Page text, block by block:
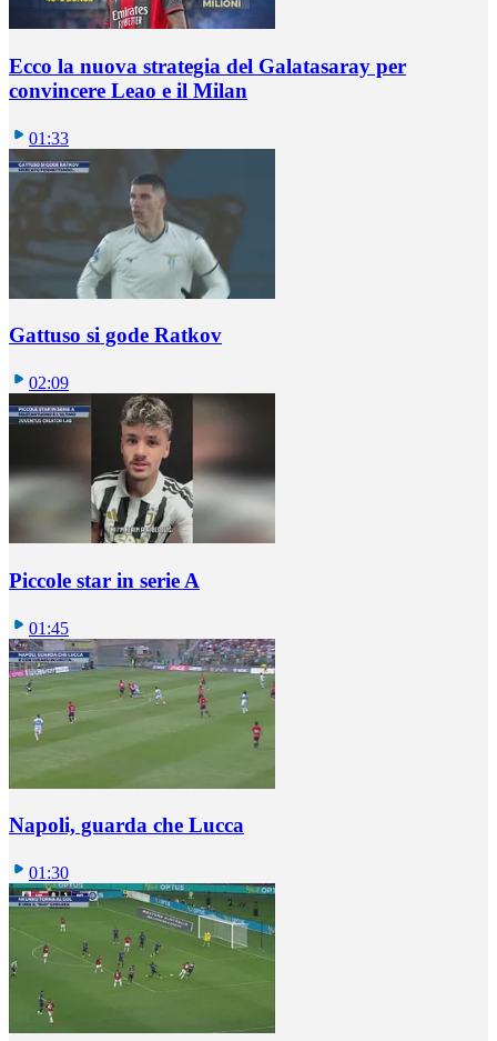
Ecco la nuova strategia del Galatasaray per
convincere Leao e il Milan
01:33
Gattuso si gode Ratkov
02:09
Piccole star in serie A
01:45
Napoli, guarda che Lucca
01:30